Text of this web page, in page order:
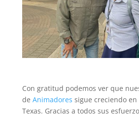
Con gratitud podemos ver que
de Animadores sigue creciendo en
Texas. Gracias a todos sus